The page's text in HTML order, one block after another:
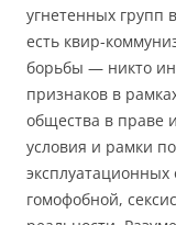
угнетенных групп
есть квир-
борьбы — никто
признаков в
общества в праве
условия и рамки
эксплуатационных
гомофобной,